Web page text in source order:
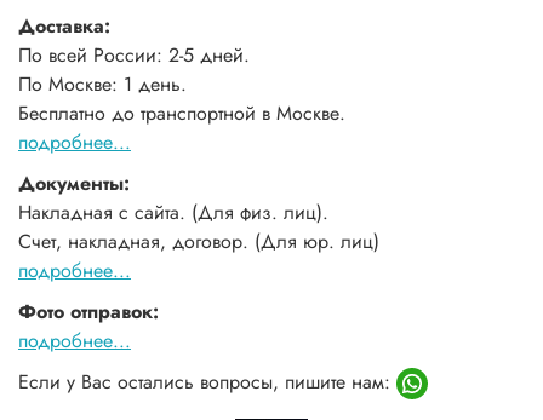
Доставка:
По всей России: 2-5 дней.
По Москве: 1 день.
Бесплатно до транспортной в Москве.
подробнее...
Документы:
Накладная с сайта. (Для физ. лиц).
Счет, накладная, договор. (Для юр. лиц)
подробнее...
Фото отправок:
подробнее...
Если у Вас остались вопросы, пишите нам: